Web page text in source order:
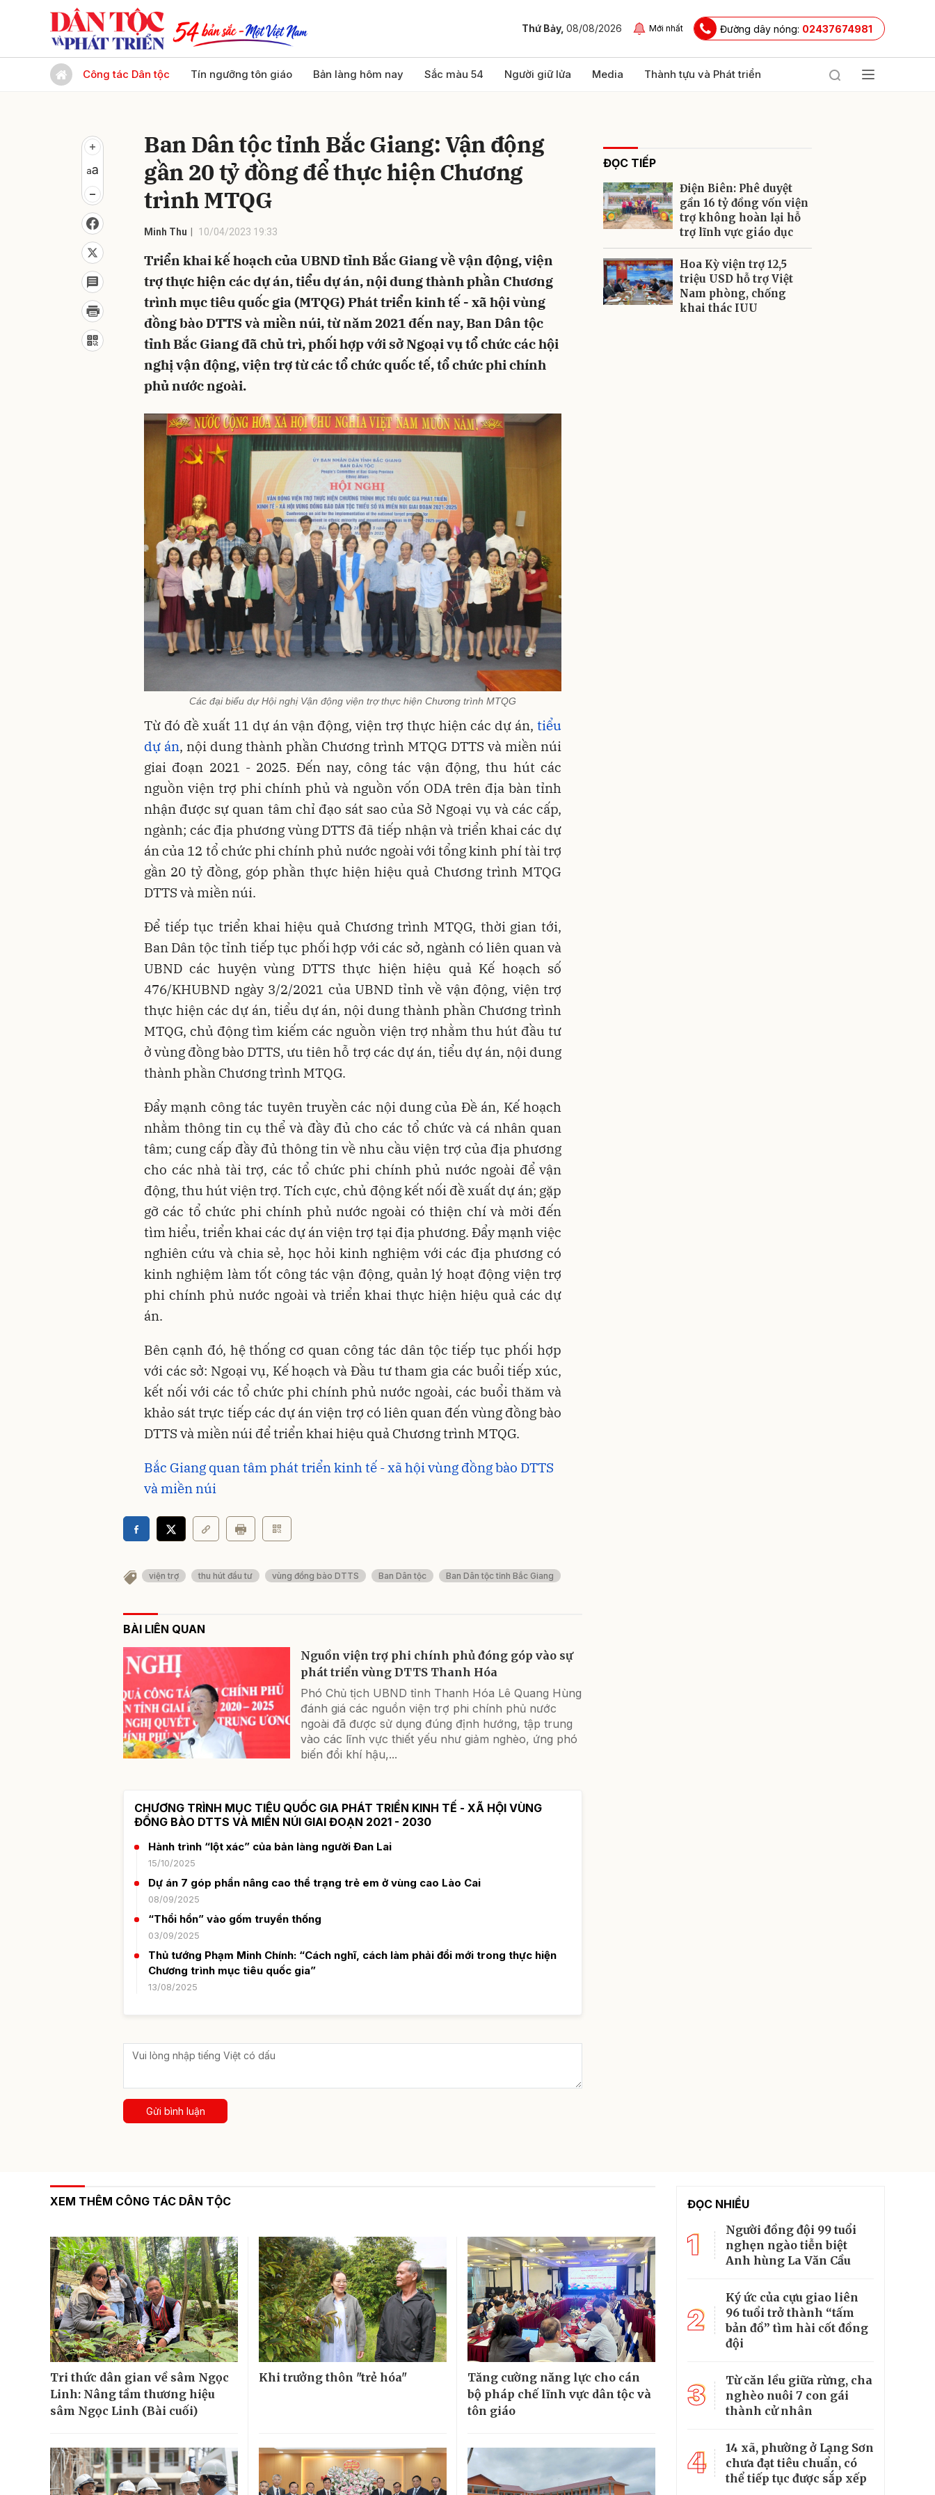
Thứ Bảy, 08/08/2026 Mới nhất Đường dây nóng: 02437674981
Công tác Dân tộc Tín ngưỡng tôn giáo Bản làng hôm nay Sắc màu 54 Người giữ lửa Media Thành tựu và Phát triển
Ban Dân tộc tỉnh Bắc Giang: Vận động
gần 20 tỷ đồng để thực hiện Chương
trình MTQG
Minh Thu 10/04/2023 19:33
Triển khai kế hoạch của UBND tỉnh Bắc Giang về vận động, viện
trợ thực hiện các dự án, tiểu dự án, nội dung thành phần Chương
trình mục tiêu quốc gia (MTQG) Phát triển kinh tế - xã hội vùng
đồng bào DTTS và miền núi, từ năm 2021 đến nay, Ban Dân tộc
tỉnh Bắc Giang đã chủ trì, phối hợp với sở Ngoại vụ tổ chức các hội
nghị vận động, viện trợ từ các tổ chức quốc tế, tổ chức phi chính
phủ nước ngoài.
Các đại biểu dự Hội nghị Vận động viện trợ thực hiện Chương trình MTQG
Từ đó đề xuất 11 dự án vận động, viện trợ thực hiện các dự án, tiểu
dự án, nội dung thành phần Chương trình MTQG DTTS và miền núi
giai đoạn 2021 - 2025. Đến nay, công tác vận động, thu hút các
nguồn viện trợ phi chính phủ và nguồn vốn ODA trên địa bàn tỉnh
nhận được sự quan tâm chỉ đạo sát sao của Sở Ngoại vụ và các cấp,
ngành; các địa phương vùng DTTS đã tiếp nhận và triển khai các dự
án của 12 tổ chức phi chính phủ nước ngoài với tổng kinh phí tài trợ
gần 20 tỷ đồng, góp phần thực hiện hiệu quả Chương trình MTQG
DTTS và miền núi.
Để tiếp tục triển khai hiệu quả Chương trình MTQG, thời gian tới,
Ban Dân tộc tỉnh tiếp tục phối hợp với các sở, ngành có liên quan và
UBND các huyện vùng DTTS thực hiện hiệu quả Kế hoạch số
476/KHUBND ngày 3/2/2021 của UBND tỉnh về vận động, viện trợ
thực hiện các dự án, tiểu dự án, nội dung thành phần Chương trình
MTQG, chủ động tìm kiếm các nguồn viện trợ nhằm thu hút đầu tư
ở vùng đồng bào DTTS, ưu tiên hỗ trợ các dự án, tiểu dự án, nội dung
thành phần Chương trình MTQG.
Đẩy mạnh công tác tuyên truyền các nội dung của Đề án, Kế hoạch
nhằm thông tin cụ thể và đầy đủ cho các tổ chức và cá nhân quan
tâm; cung cấp đầy đủ thông tin về nhu cầu viện trợ của địa phương
cho các nhà tài trợ, các tổ chức phi chính phủ nước ngoài để vận
động, thu hút viện trợ. Tích cực, chủ động kết nối đề xuất dự án; gặp
gỡ các tổ chức phi chính phủ nước ngoài có thiện chí và mời đến
tìm hiểu, triển khai các dự án viện trợ tại địa phương. Đẩy mạnh việc
nghiên cứu và chia sẻ, học hỏi kinh nghiệm với các địa phương có
kinh nghiệm làm tốt công tác vận động, quản lý hoạt động viện trợ
phi chính phủ nước ngoài và triển khai thực hiện hiệu quả các dự
án.
Bên cạnh đó, hệ thống cơ quan công tác dân tộc tiếp tục phối hợp
với các sở: Ngoại vụ, Kế hoạch và Đầu tư tham gia các buổi tiếp xúc,
kết nối với các tổ chức phi chính phủ nước ngoài, các buổi thăm và
khảo sát trực tiếp các dự án viện trợ có liên quan đến vùng đồng bào
DTTS và miền núi để triển khai hiệu quả Chương trình MTQG.
Bắc Giang quan tâm phát triển kinh tế - xã hội vùng đồng bào DTTS
và miền núi
viện trợ thu hút đầu tư vùng đồng bào DTTS Ban Dân tộc Ban Dân tộc tỉnh Bắc Giang
BÀI LIÊN QUAN
Nguồn viện trợ phi chính phủ đóng góp vào sự
phát triển vùng DTTS Thanh Hóa
Phó Chủ tịch UBND tỉnh Thanh Hóa Lê Quang Hùng
đánh giá các nguồn viện trợ phi chính phủ nước
ngoài đã được sử dụng đúng định hướng, tập trung
vào các lĩnh vực thiết yếu như giảm nghèo, ứng phó
biến đổi khí hậu,...
CHƯƠNG TRÌNH MỤC TIÊU QUỐC GIA PHÁT TRIỂN KINH TẾ - XÃ HỘI VÙNG
ĐỒNG BÀO DTTS VÀ MIỀN NÚI GIAI ĐOẠN 2021 - 2030
Hành trình “lột xác” của bản làng người Đan Lai
15/10/2025
Dự án 7 góp phần nâng cao thể trạng trẻ em ở vùng cao Lào Cai
08/09/2025
“Thổi hồn” vào gốm truyền thống
03/09/2025
Thủ tướng Phạm Minh Chính: “Cách nghĩ, cách làm phải đổi mới trong thực hiện
Chương trình mục tiêu quốc gia”
13/08/2025
Gửi bình luận
ĐỌC TIẾP
Điện Biên: Phê duyệt
gần 16 tỷ đồng vốn viện
trợ không hoàn lại hỗ
trợ lĩnh vực giáo dục
Hoa Kỳ viện trợ 12,5
triệu USD hỗ trợ Việt
Nam phòng, chống
khai thác IUU
XEM THÊM CÔNG TÁC DÂN TỘC
Tri thức dân gian về sâm Ngọc
Linh: Nâng tầm thương hiệu
sâm Ngọc Linh (Bài cuối)
Khi trưởng thôn "trẻ hóa"
Tăng cường năng lực cho cán
bộ pháp chế lĩnh vực dân tộc và
tôn giáo
ĐỌC NHIỀU
1
Người đồng đội 99 tuổi
nghẹn ngào tiễn biệt
Anh hùng La Văn Cầu
2
Ký ức của cựu giao liên
96 tuổi trở thành “tấm
bản đồ” tìm hài cốt đồng
đội
3
Từ căn lều giữa rừng, cha
nghèo nuôi 7 con gái
thành cử nhân
4
14 xã, phường ở Lạng Sơn
chưa đạt tiêu chuẩn, có
thể tiếp tục được sắp xếp
Gửi bình luận
Gửi